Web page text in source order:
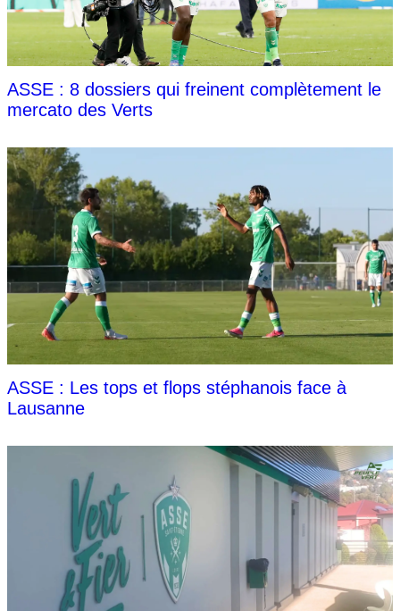
ASSE : 8 dossiers qui freinent complètement le
mercato des Verts
ASSE : Les tops et flops stéphanois face à
Lausanne